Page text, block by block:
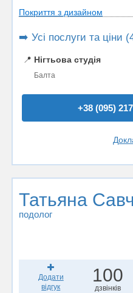
Покриття з дизайном
➡️ Усі послуги та ціни
📍 Нігтьова студія
Балта
+38 (095)
Татьяна
подолог
Додати
відгук
100
дзвінків